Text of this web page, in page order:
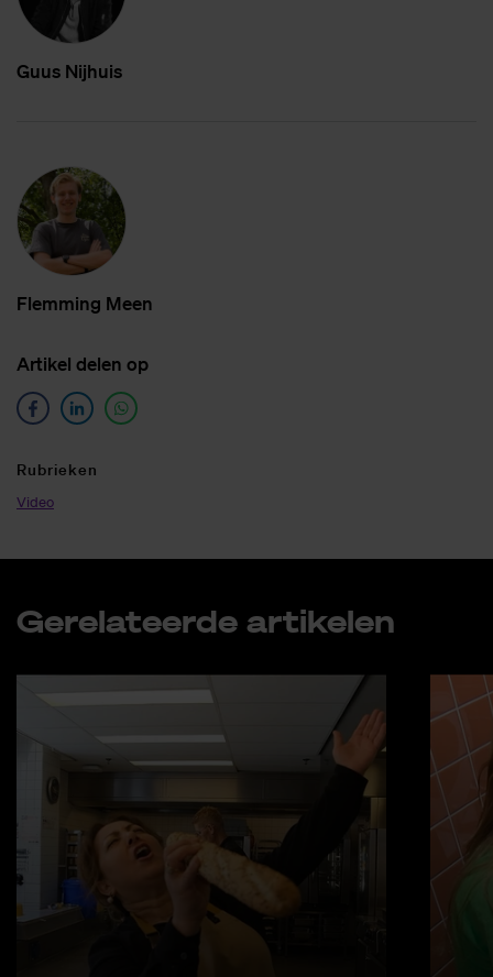
Guus Nij­huis
Flem­ming Meen
Ar­ti­kel de­len op
Ru­brie­ken
Video
Ge­re­la­teer­de ar­ti­ke­len